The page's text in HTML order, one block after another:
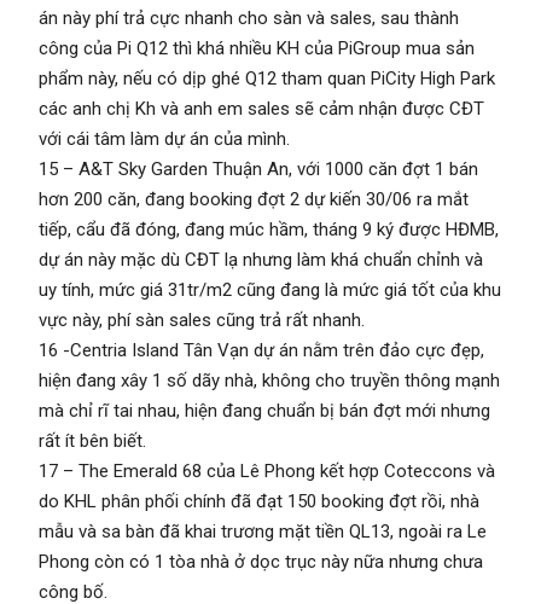
án này phí trả cực nhanh cho sàn và sales, sau thành
công của Pi Q12 thì khá nhiều KH của PiGroup mua sản
phẩm này, nếu có dịp ghé Q12 tham quan PiCity High Park
các anh chị Kh và anh em sales sẽ cảm nhận được CĐT
với cái tâm làm dự án của mình.
15 – A&T Sky Garden Thuận An, với 1000 căn đợt 1 bán
hơn 200 căn, đang booking đợt 2 dự kiến 30/06 ra mắt
tiếp, cẩu đã đóng, đang múc hầm, tháng 9 ký được HĐMB,
dự án này mặc dù CĐT lạ nhưng làm khá chuẩn chỉnh và
uy tính, mức giá 31tr/m2 cũng đang là mức giá tốt của khu
vực này, phí sàn sales cũng trả rất nhanh.
16 -Centria Island Tân Vạn dự án nằm trên đảo cực đẹp,
hiện đang xây 1 số dãy nhà, không cho truyền thông mạnh
mà chỉ rĩ tai nhau, hiện đang chuẩn bị bán đợt mới nhưng
rất ít bên biết.
17 – The Emerald 68 của Lê Phong kết hợp Coteccons và
do KHL phân phối chính đã đạt 150 booking đợt rồi, nhà
mẫu và sa bàn đã khai trương mặt tiền QL13, ngoài ra Le
Phong còn có 1 tòa nhà ở dọc trục này nữa nhưng chưa
công bố.